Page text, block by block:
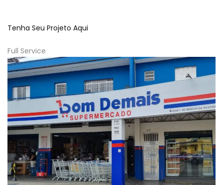
Tenha Seu Projeto Aqui
Full Service